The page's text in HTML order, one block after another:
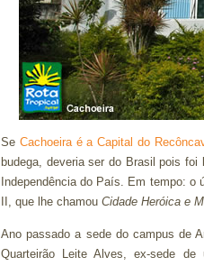
Se Cachoeira é a Capital do
budega, deveria ser do Brasil pois
Independência do País. Em tempo: o
II, que lhe chamou Cidade Heróica e
Ano passado a sede do campus de
Quarteirão Leite Alves, ex-sede